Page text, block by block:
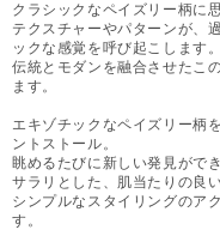
クラシックなペイズリー柄に
テクスチャーやパターンが、
ックな感覚を呼び起こします。
伝統とモダンを融合させたこ
ます。
エキゾチックなペイズリー柄
ントストール。
眺めるたびに新しい発見がで
サラリとした、肌当たりの良
シンプルなスタイリングのア
す。